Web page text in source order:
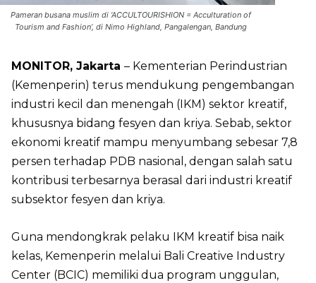
Pameran busana muslim di ‘ACCULTOURISHION = Acculturation of
Tourism and Fashion’, di Nimo Highland, Pangalengan, Bandung
MONITOR, Jakarta – Kementerian Perindustrian
(Kemenperin) terus mendukung pengembangan
industri kecil dan menengah (IKM) sektor kreatif,
khususnya bidang fesyen dan kriya. Sebab, sektor
ekonomi kreatif mampu menyumbang sebesar 7,8
persen terhadap PDB nasional, dengan salah satu
kontribusi terbesarnya berasal dari industri kreatif
subsektor fesyen dan kriya.
Guna mendongkrak pelaku IKM kreatif bisa naik
kelas, Kemenperin melalui Bali Creative Industry
Center (BCIC) memiliki dua program unggulan,